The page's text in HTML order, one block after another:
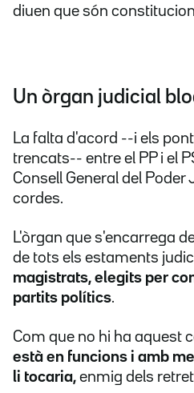
diuen que són
Un òrgan judicial
La falta d'acord --i els
trencats-- entre el PP i el
Consell General del Poder
cordes.
L'òrgan que s'encarrega
de tots els estaments
magistrats, elegits per
partits polítics.
Com que no hi ha aquest
està en funcions i amb
li tocaria, enmig dels